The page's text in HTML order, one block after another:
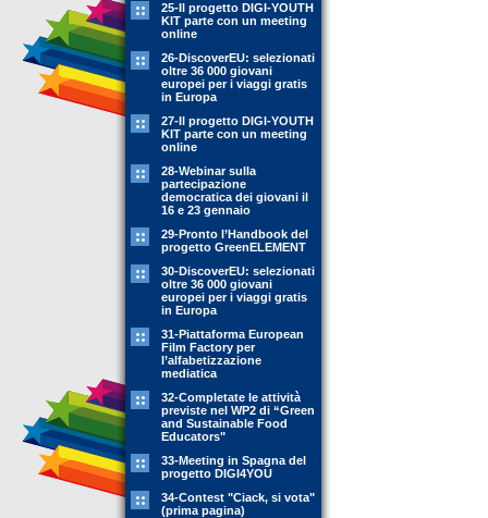
25-Il progetto DIGI-YOUTH
KIT parte con un meeting
online
26-DiscoverEU: selezionati
oltre 36 000 giovani
europei per i viaggi gratis
in Europa
27-Il progetto DIGI-YOUTH
KIT parte con un meeting
online
28-Webinar sulla
partecipazione
democratica dei giovani il
16 e 23 gennaio
29-Pronto l’Handbook del
progetto GreenELEMENT
30-DiscoverEU: selezionati
oltre 36 000 giovani
europei per i viaggi gratis
in Europa
31-Piattaforma European
Film Factory per
l’alfabetizzazione
mediatica
32-Completate le attività
previste nel WP2 di “Green
and Sustainable Food
Educators"
33-Meeting in Spagna del
progetto DIGI4YOU
34-Contest "Ciack, si vota"
(prima pagina)